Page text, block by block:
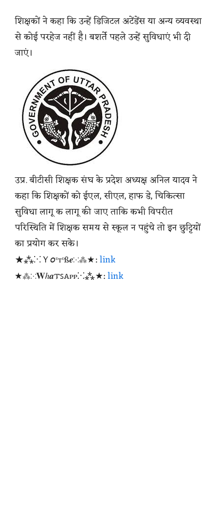
शिक्षकों ने कहा कि उन्हें डिजिटल अटेंडेंस या अन्य व्यवस्था
से कोई परहेज नहीं है। बशर्ते पहले उन्हें सुविधाएं भी दी
जाएं।
उप्र. बीटीसी शिक्षक संघ के प्रदेश अध्यक्ष अनिल यादव ने
कहा कि शिक्षकों को ईएल, सीएल, हाफ डे, चिकित्सा
सुविधा लागू क लागू की जाए ताकि कभी विपरीत
परिस्थिति में शिक्षक समय से स्कूल न पहुंचे तो इन छुट्टियों
का प्रयोग कर सके।
★⁂⁙Ｙ𝘰ᶹтᶹß𝒆⁙⁂★:link
★⁂⁙𝐖ℎ𝒂𐍄ꜱꭺᴩᴩ⁙⁂★:link